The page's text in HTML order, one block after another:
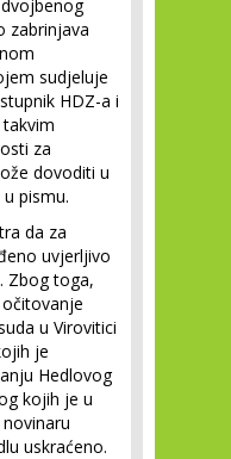
zabrinjava
sudjeluje
HDZ-a i
takvim
za
dovoditi u
pismu.
da za
uvjerljivo
Zbog toga,
u Virovitici
je
Hedlovog
kojih je u
uskraćeno.